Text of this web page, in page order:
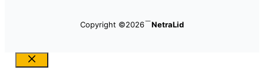
Copyright ©2026 NetraLid
Close